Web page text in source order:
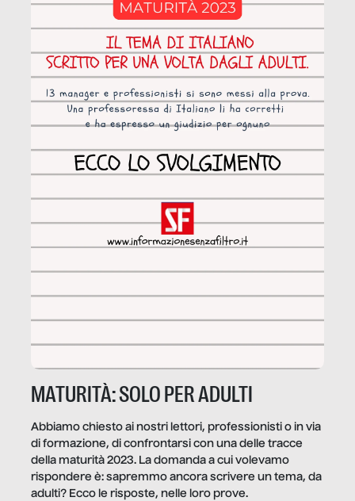
MATURITÀ: SOLO PER ADULTI
Abbiamo chiesto ai nostri lettori, professionisti o in via
di formazione, di confrontarsi con una delle tracce
della maturità 2023. La domanda a cui volevamo
rispondere è: sapremmo ancora scrivere un tema, da
adulti? Ecco le risposte, nelle loro prove.